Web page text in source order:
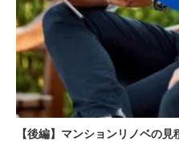
【後編】マンションリノベの